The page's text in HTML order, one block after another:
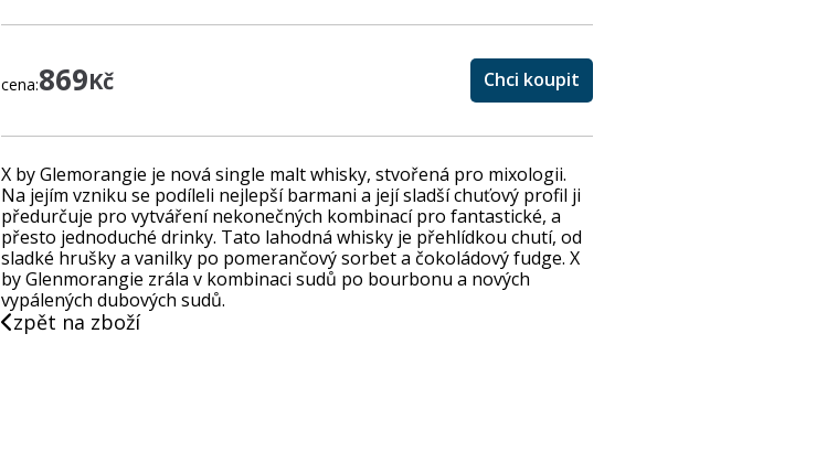
cena:869Kč Chci koupit
X by Glemorangie je nová single malt whisky, stvořená pro mixologii.
Na jejím vzniku se podíleli nejlepší barmani a její sladší chuťový profil ji
předurčuje pro vytváření nekonečných kombinací pro fantastické, a
přesto jednoduché drinky. Tato lahodná whisky je přehlídkou chutí, od
sladké hrušky a vanilky po pomerančový sorbet a čokoládový fudge. X
by Glenmorangie zrála v kombinaci sudů po bourbonu a nových
vypálených dubových sudů.
zpět na zboží